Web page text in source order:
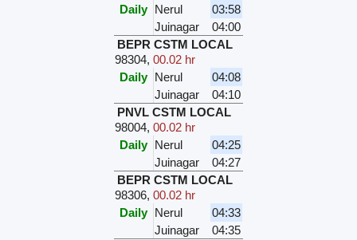
Daily Nerul
03:58
Juinagar
04:00
BEPR CSTM LOCAL
98304,00.02 hr
Daily Nerul
04:08
Juinagar
04:10
PNVL CSTM LOCAL
98004,00.02 hr
Daily Nerul
04:25
Juinagar
04:27
BEPR CSTM LOCAL
98306,00.02 hr
Daily Nerul
04:33
Juinagar
04:35